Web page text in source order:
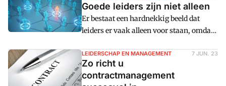
komt er niet meer onderuit. Maar wat is
het dan precies, talentmanagement? En
wat levert het op?
Goede leiders zijn niet alleen
Er bestaat een hardnekkig beeld dat
leiders er vaak alleen voor staan, omdat
knoop moeten doorhakken. Dit beeld
klopt niet altijd.
LEIDERSCHAP EN MANAGEMENT 7 JUN. 23
Zo richt u
contractmanagement